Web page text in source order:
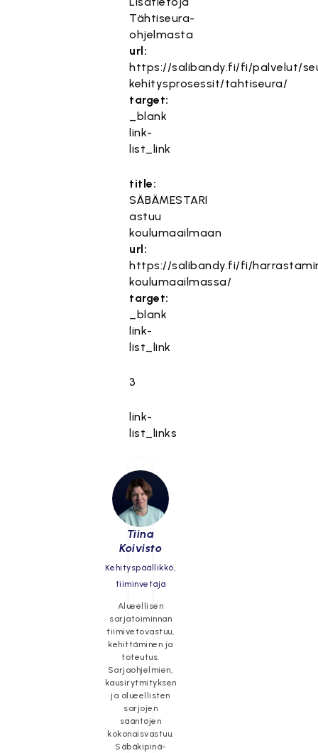
Tähtiseura-
ohjelmasta
url:
https://salibandy.fi/fi/palvelut/
kehitysprosessit/tahtiseura/
target:
_blank
link-
list_link
title:
SÄBÄMESTARI
astuu
koulumaailmaan
url:
https://salibandy.fi/fi/
koulumaailmassa/
target:
_blank
link-
list_link
3
link-
list_links
Tiina
Koivisto
Kehityspäällikkö,
tiiminvetäjä
Alueellisen
sarjatoiminnan
tiimivetovastuu,
kehittäminen ja
toteutus.
Sarjaohjelmien,
kausirytmityksen
ja alueellisten
sarjojen
sääntöjen
kokonaisvastuu.
Säbäkipinä-